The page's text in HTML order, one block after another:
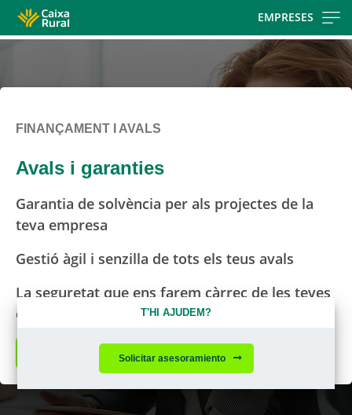
contentt
EMPRESES
FINANÇAMENT I AVALS
Avals i garanties
Garantia de solvència per als projectes de la
teva empresa
Gestió àgil i senzilla de tots els teus avals
La seguretat que ens farem càrrec de les teves
obligacions econòmiques i tècniques
Sol·licita més informació
T'HI AJUDEM?
Solicitar asesoramiento